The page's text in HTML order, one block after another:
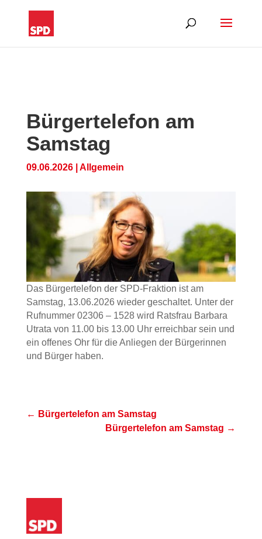
Bürgertelefon am
Samstag
09.06.2026| Allgemein
Das Bürgertelefon der SPD-Fraktion ist am
Samstag, 13.06.2026 wieder geschaltet. Unter der
Rufnummer 02306 – 1528 wird Ratsfrau Barbara
Utrata von 11.00 bis 13.00 Uhr erreichbar sein und
ein offenes Ohr für die Anliegen der Bürgerinnen
und Bürger haben.
← Bürgertelefon am Samstag
Bürgertelefon am Samstag →